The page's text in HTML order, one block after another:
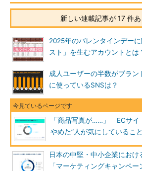
新しい連載記事が 17 件
2025年のバレンタインデー
スト」を生むアカウントとは
成人ユーザーの半数がブラン
に使っているSNSは？
「商品写真が……」 ECサイ
やめた”人が気にしていること
日本の中堅・中小企業におけ
「マーケティングキャンペ